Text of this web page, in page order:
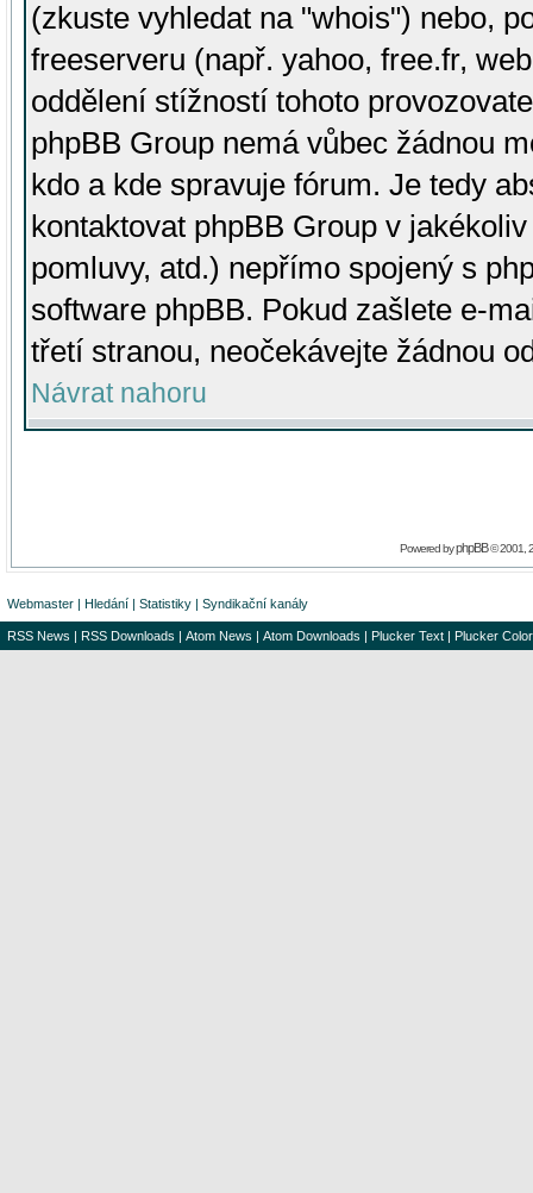
(zkuste vyhledat na "whois") nebo,
freeserveru (např. yahoo, free.fr,
oddělení stížností tohoto
phpBB Group nemá vůbec žádnou
kdo a kde spravuje fórum. Je tedy
kontaktovat phpBB Group v
pomluvy, atd.) nepřímo spojený s
software phpBB. Pokud zašlete e-
třetí stranou, neočekávejte žádnou
Návrat nahoru
Powered byphpBB© 2001,
Webmaster | Hledání | Statistiky | Syndikační kanály
RSS News | RSS Downloads | Atom News | Atom Downloads | Plucker Text | Plucker Color